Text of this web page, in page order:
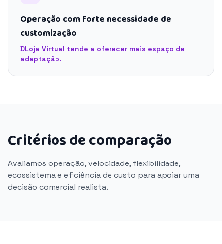
Operação com forte necessidade de
customização
DLoja Virtual tende a oferecer mais espaço de
adaptação.
Critérios de comparação
Avaliamos operação, velocidade, flexibilidade,
ecossistema e eficiência de custo para apoiar uma
decisão comercial realista.